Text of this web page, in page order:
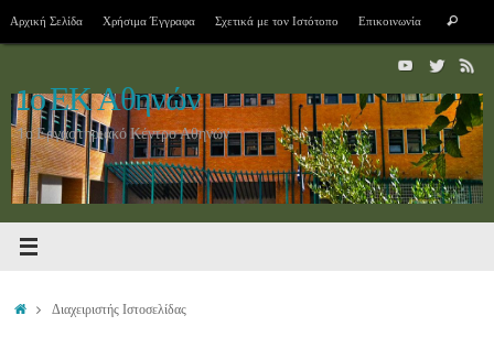
Αρχική Σελίδα Χρήσιμα Έγγραφα Σχετικά με τον Ιστότοπο Επικοινωνία Search
1ο ΕΚ Αθηνών
1ο Εργαστηριακό Κέντρο Αθηνών
HomeΔιαχειριστής Ιστοσελίδας